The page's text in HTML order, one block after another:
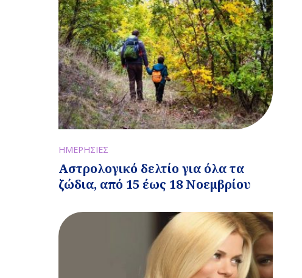
ΗΜΕΡΗΣΙΕΣ
Αστρολογικό δελτίο για όλα τα
ζώδια, από 15 έως 18 Νοεμβρίου